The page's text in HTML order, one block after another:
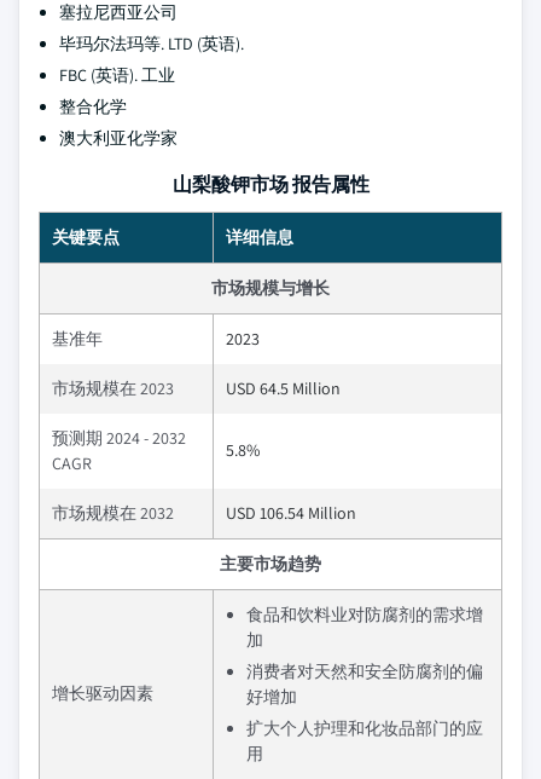
塞拉尼西亚公司
毕玛尔法玛等. LTD (英语).
FBC (英语). 工业
整合化学
澳大利亚化学家
山梨酸钾市场 报告属性
关键要点 详细信息
市场规模与增长
基准年 2023
市场规模在 2023 USD 64.5 Million
预测期 2024 - 2032
CAGR
5.8%
市场规模在 2032 USD 106.54 Million
主要市场趋势
增长驱动因素
食品和饮料业对防腐剂的需求增
加
消费者对天然和安全防腐剂的偏
好增加
扩大个人护理和化妆品部门的应
用